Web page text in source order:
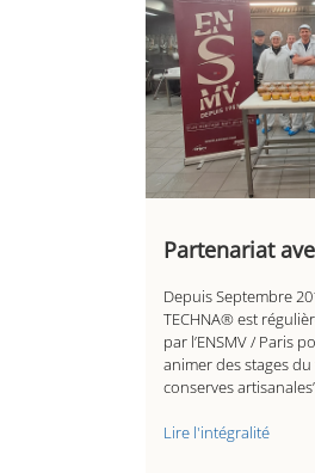
Partenariat
Depuis Septembre
TECHNA® est
par l’ENSMV / Paris
animer des stages
conserves
Lire l'intégralité